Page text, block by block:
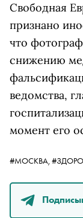
Свободная
признано
что
снижению
ведомства,
момент его
#МОСКВА,